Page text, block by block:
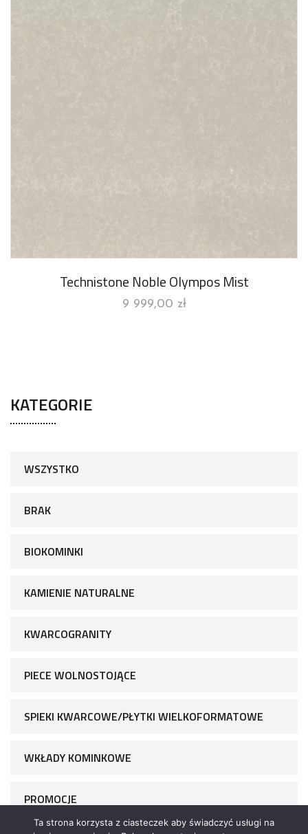
Technistone Noble Olympos Mist
9 999,00 zł
KATEGORIE
WSZYSTKO
BRAK
BIOKOMINKI
KAMIENIE NATURALNE
KWARCOGRANITY
PIECE WOLNOSTOJĄCE
SPIEKI KWARCOWE/PŁYTKI WIELKOFORMATOWE
WKŁADY KOMINKOWE
PROMOCJE
Ta strona korzysta z ciasteczek aby świadczyć usługi na